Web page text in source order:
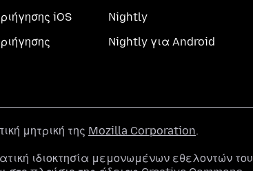
iOS
Nightly
Nightly για Android
μητρική της Mozilla Corporation.
ιδιοκτησία μεμονωμένων εθελοντών του